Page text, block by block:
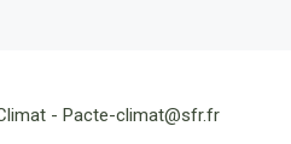
- Pacte-climat@sfr.fr